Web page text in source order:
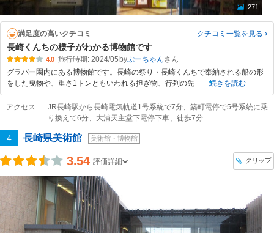
271
満足度の高いクチコミ クチコミ一覧を見る
長崎くんちの様子がわかる博物館です
4.0 旅行時期: 2024/05 byぷーちゃん
グラバー園内にある博物館です。長崎の祭り・長崎くんちで奉納される船の形
をした曳物や、重さ1トンともいわれる担ぎ物、行列の先
続きを読む
アクセス
JR長崎駅から長崎電気軌道1号系統で7分、築町電停で5号系統に乗
り換えて6分、大浦天主堂下電停下車、徒歩7分
4 長崎県美術館 美術館・博物館
3.54 評価詳細 クリップ